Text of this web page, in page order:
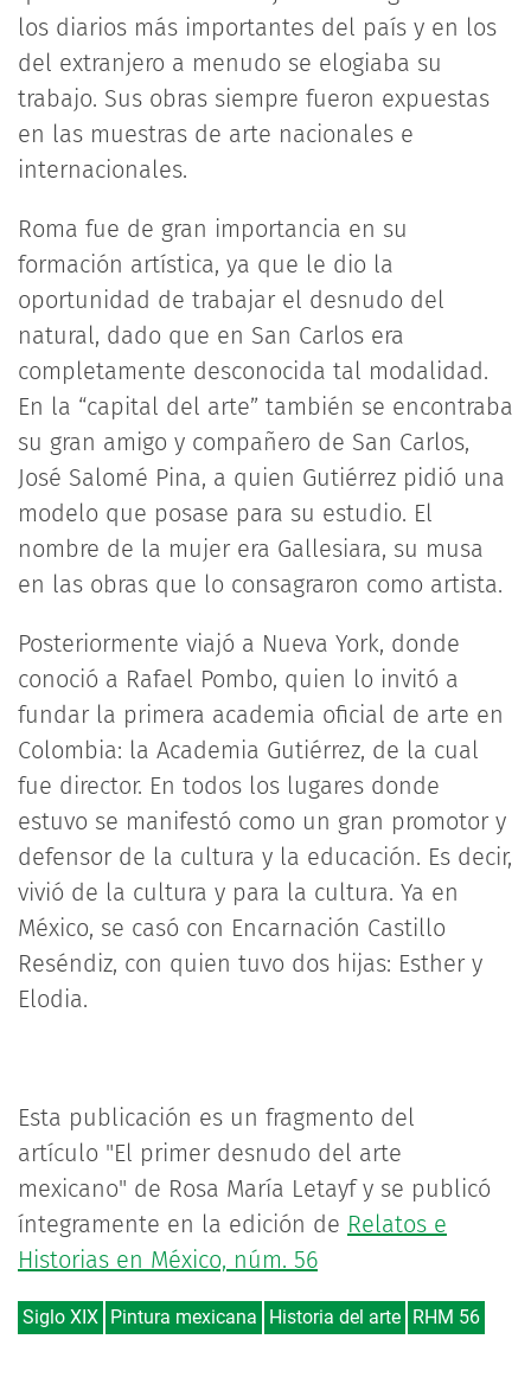
los diarios más importantes del país y en los
del extranjero a menudo se elogiaba su
trabajo. Sus obras siempre fueron expuestas
en las muestras de arte nacionales e
internacionales.
Roma fue de gran importancia en su
formación artística, ya que le dio la
oportunidad de trabajar el desnudo del
natural, dado que en San Carlos era
completamente desconocida tal modalidad.
En la “capital del arte” también se encontraba
su gran amigo y compañero de San Carlos,
José Salomé Pina, a quien Gutiérrez pidió una
modelo que posase para su estudio. El
nombre de la mujer era Gallesiara, su musa
en las obras que lo consagraron como artista.
Posteriormente viajó a Nueva York, donde
conoció a Rafael Pombo, quien lo invitó a
fundar la primera academia oficial de arte en
Colombia: la Academia Gutiérrez, de la cual
fue director. En todos los lugares donde
estuvo se manifestó como un gran promotor y
defensor de la cultura y la educación. Es decir,
vivió de la cultura y para la cultura. Ya en
México, se casó con Encarnación Castillo
Reséndiz, con quien tuvo dos hijas: Esther y
Elodia.
Esta publicación es un fragmento del
artículo "El primer desnudo del arte
mexicano" de Rosa María Letayf y se publicó
íntegramente en la edición de Relatos e
Historias en México, núm. 56
Siglo XIX Pintura mexicana Historia del arte RHM 56